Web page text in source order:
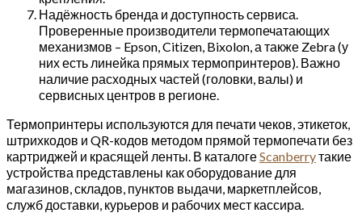
Надёжность бренда и доступность сервиса.
Проверенные производители термопечатающих
механизмов – Epson, Citizen, Bixolon, а также Zebra (у
них есть линейка прямых термопринтеров). Важно
наличие расходных частей (головки, валы) и
сервисных центров в регионе.
Термопринтеры используются для печати чеков, этикеток,
штрихкодов и QR-кодов методом прямой термопечати без
картриджей и красящей ленты. В каталогеScanberryтакие
устройства представлены как оборудование для
магазинов, складов, пунктов выдачи, маркетплейсов,
служб доставки, курьеров и рабочих мест кассира.